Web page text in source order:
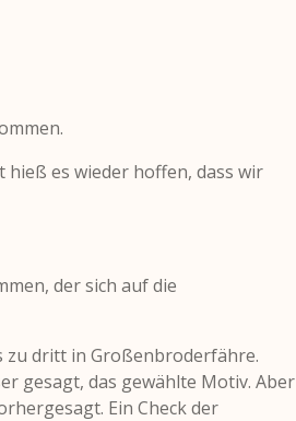
hieß es wieder hoffen, dass wir
der sich auf die
zu dritt in Großenbroderfähre.
gesagt, das gewählte Motiv. Aber
Ein Check der